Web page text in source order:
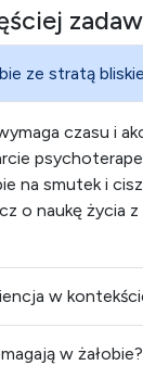
ze stratą
czasu i
na smutek i
o naukę życia
w
w żałobie?